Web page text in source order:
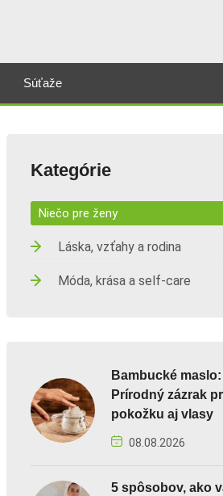
Súťaže
Kategórie
Niečo pre ženy
Láska, vzťahy a rodina
Móda, krása a self-care
Bambucké maslo:
Prírodný zázrak
pokožku aj vlasy
08.08.2026
5 spôsobov, ako